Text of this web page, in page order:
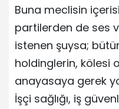
Buna meclisin
partilerden de ses
istenen şuysa;
holdinglerin, kölesi
anayasaya gerek
İşçi sağlığı, iş